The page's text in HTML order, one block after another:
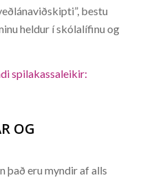
bestu
heldur í skólalífinu og
spilakassaleikir:
OG
það eru myndir af alls